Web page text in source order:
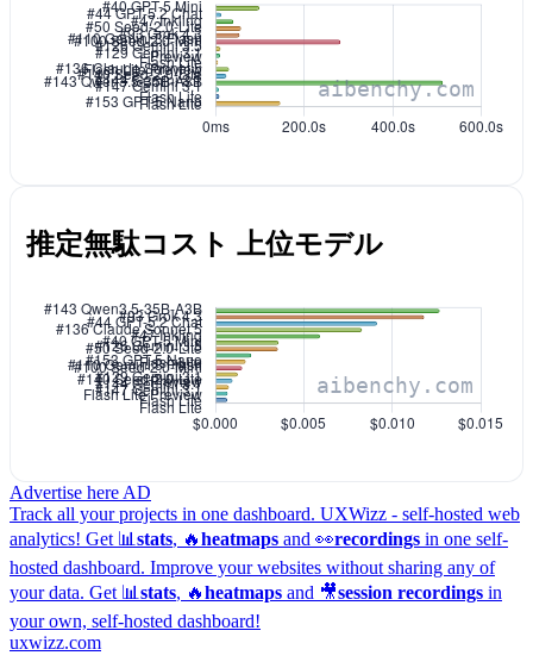
推定無駄コスト 上位モデル
Advertise here AD
Track all your projects in one dashboard. UXWizz - self-hosted web
analytics! Get 📊 stats, 🔥heatmaps and 👀recordings in one self-
hosted dashboard. Improve your websites without sharing any of
your data. Get 📊 stats, 🔥heatmaps and 🎥session recordings in
your own, self-hosted dashboard!
uxwizz.com